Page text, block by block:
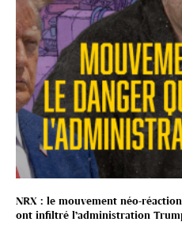
NRX : le mouvement néo-
ont infiltré l’administration